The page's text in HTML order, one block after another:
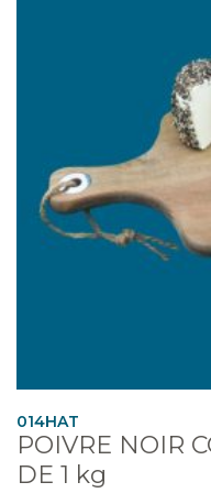
014HAT
POIVRE NOIR
DE 1 kg